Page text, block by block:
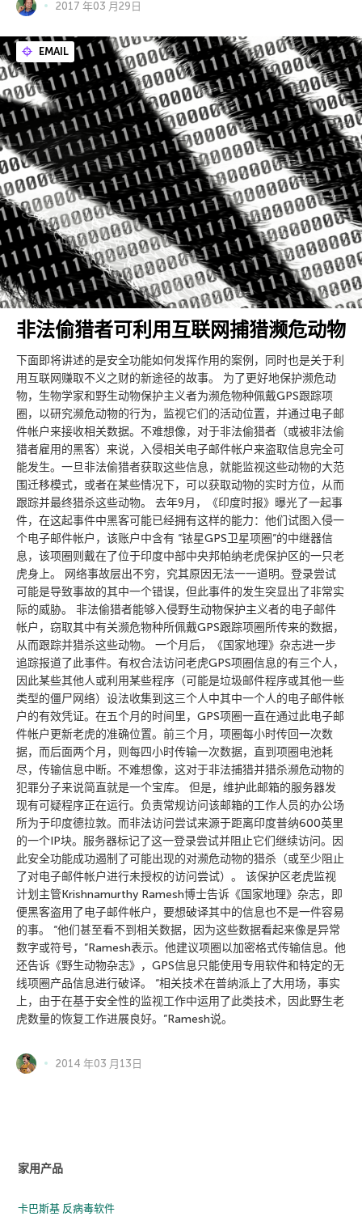
2017 年03 月29日
EMAIL
非法偷猎者可利用互联网捕猎濒危动物
下面即将讲述的是安全功能如何发挥作用的案例，同时也是关于利
用互联网赚取不义之财的新途径的故事。 为了更好地保护濒危动
物，生物学家和野生动物保护主义者为濒危物种佩戴GPS跟踪项
圈，以研究濒危动物的行为，监视它们的活动位置，并通过电子邮
件帐户来接收相关数据。不难想像，对于非法偷猎者（或被非法偷
猎者雇用的黑客）来说，入侵相关电子邮件帐户来盗取信息完全可
能发生。一旦非法偷猎者获取这些信息，就能监视这些动物的大范
围迁移模式，或者在某些情况下，可以获取动物的实时方位，从而
跟踪并最终猎杀这些动物。 去年9月，《印度时报》曝光了一起事
件，在这起事件中黑客可能已经拥有这样的能力：他们试图入侵一
个电子邮件帐户，该账户中含有 “铱星GPS卫星项圈”的中继器信
息，该项圈则戴在了位于印度中部中央邦帕纳老虎保护区的一只老
虎身上。 网络事故层出不穷，究其原因无法一一道明。登录尝试
可能是导致事故的其中一个错误，但此事件的发生突显出了非常实
际的威胁。 非法偷猎者能够入侵野生动物保护主义者的电子邮件
帐户，窃取其中有关濒危物种所佩戴GPS跟踪项圈所传来的数据，
从而跟踪并猎杀这些动物。 一个月后，《国家地理》杂志进一步
追踪报道了此事件。有权合法访问老虎GPS项圈信息的有三个人，
因此某些其他人或利用某些程序（可能是垃圾邮件程序或其他一些
类型的僵尸网络）设法收集到这三个人中其中一个人的电子邮件帐
户的有效凭证。在五个月的时间里，GPS项圈一直在通过此电子邮
件帐户更新老虎的准确位置。前三个月，项圈每小时传回一次数
据，而后面两个月，则每四小时传输一次数据，直到项圈电池耗
尽，传输信息中断。不难想像，这对于非法捕猎并猎杀濒危动物的
犯罪分子来说简直就是一个宝库。 但是，维护此邮箱的服务器发
现有可疑程序正在运行。负责常规访问该邮箱的工作人员的办公场
所为于印度德拉敦。而非法访问尝试来源于距离印度普纳600英里
的一个IP块。服务器标记了这一登录尝试并阻止它们继续访问。因
此安全功能成功遏制了可能出现的对濒危动物的猎杀（或至少阻止
了对电子邮件帐户进行未授权的访问尝试）。 该保护区老虎监视
计划主管Krishnamurthy Ramesh博士告诉《国家地理》杂志，即
便黑客盗用了电子邮件帐户，要想破译其中的信息也不是一件容易
的事。 “他们甚至看不到相关数据，因为这些数据看起来像是异常
数字或符号，”Ramesh表示。他建议项圈以加密格式传输信息。他
还告诉《野生动物杂志》，GPS信息只能使用专用软件和特定的无
线项圈产品信息进行破译。 “相关技术在普纳派上了大用场，事实
上，由于在基于安全性的监视工作中运用了此类技术，因此野生老
虎数量的恢复工作进展良好。”Ramesh说。
2014 年03 月13日
家用产品
卡巴斯基 反病毒软件